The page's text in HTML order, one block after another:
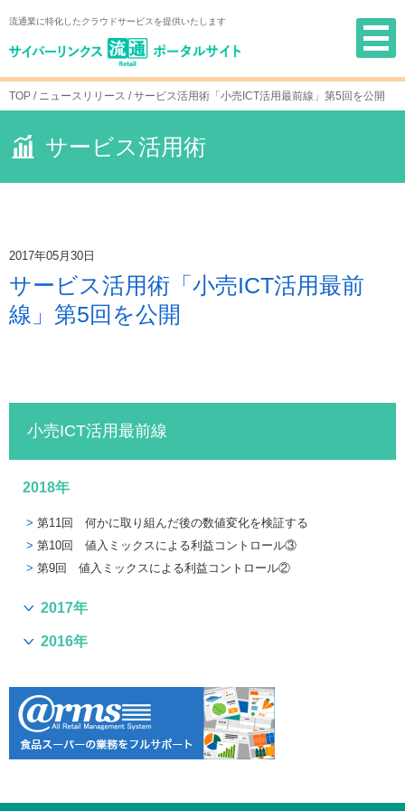
content
流通業に特化したクラウドサービスを提供いたします
TOP / ニュースリリース /サービス活用術「小売ICT活用最前線」第5回を公開
サービス活用術
2017年05月30日
サービス活用術「小売ICT活用最前
線」第5回を公開
小売ICT活用最前線
2018年
第11回 何かに取り組んだ後の数値変化を検証する
第10回 値入ミックスによる利益コントロール③
第9回 値入ミックスによる利益コントロール②
2017年
2016年